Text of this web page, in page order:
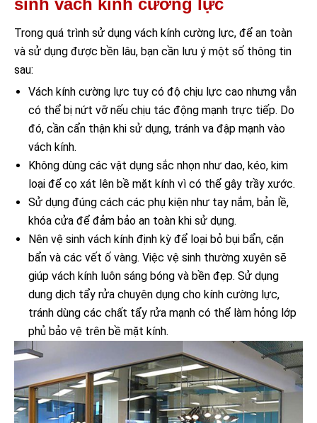
Trong quá trình sử dụng vách kính cường lực, để an toàn
và sử dụng được bền lâu, bạn cần lưu ý một số thông tin
sau:
Vách kính cường lực tuy có độ chịu lực cao nhưng vẫn
có thể bị nứt vỡ nếu chịu tác động mạnh trực tiếp. Do
đó, cần cẩn thận khi sử dụng, tránh va đập mạnh vào
vách kính.
Không dùng các vật dụng sắc nhọn như dao, kéo, kim
loại để cọ xát lên bề mặt kính vì có thể gây trầy xước.
Sử dụng đúng cách các phụ kiện như tay nắm, bản lề,
khóa cửa để đảm bảo an toàn khi sử dụng.
Nên vệ sinh vách kính định kỳ để loại bỏ bụi bẩn, cặn
bẩn và các vết ố vàng. Việc vệ sinh thường xuyên sẽ
giúp vách kính luôn sáng bóng và bền đẹp. Sử dụng
dung dịch tẩy rửa chuyên dụng cho kính cường lực,
tránh dùng các chất tẩy rửa mạnh có thể làm hỏng lớp
phủ bảo vệ trên bề mặt kính.